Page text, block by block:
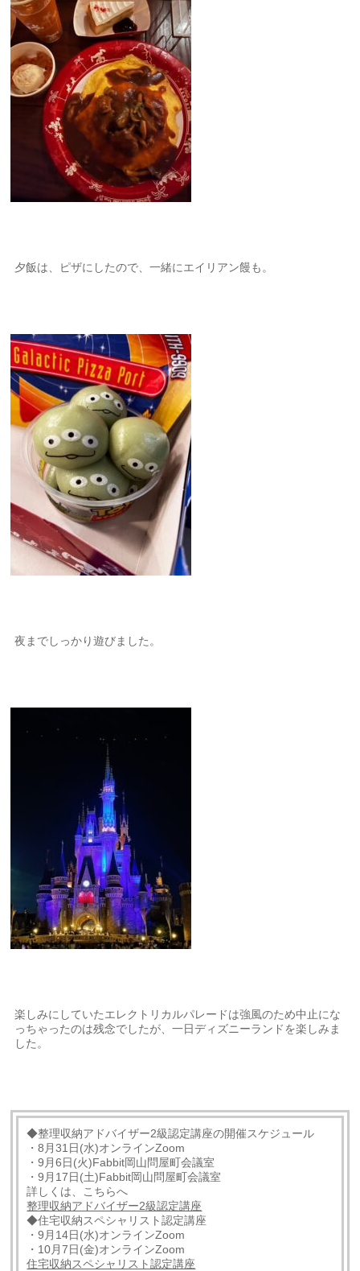
夕飯は、ピザにしたので、一緒にエイリアン饅も。
夜までしっかり遊びました。
楽しみにしていたエレクトリカルパレードは強風のため中止にな
っちゃったのは残念でしたが、一日ディズニーランドを楽しみま
した。
◆整理収納アドバイザー2級認定講座の開催スケジュール
・8月31日(水)オンラインZoom
・9月6日(火)Fabbit岡山問屋町会議室
・9月17日(土)Fabbit岡山問屋町会議室
詳しくは、こちらへ
整理収納アドバイザー2級認定講座
◆住宅収納スペシャリスト認定講座
・9月14日(水)オンラインZoom
・10月7日(金)オンラインZoom
住宅収納スペシャリスト認定講座